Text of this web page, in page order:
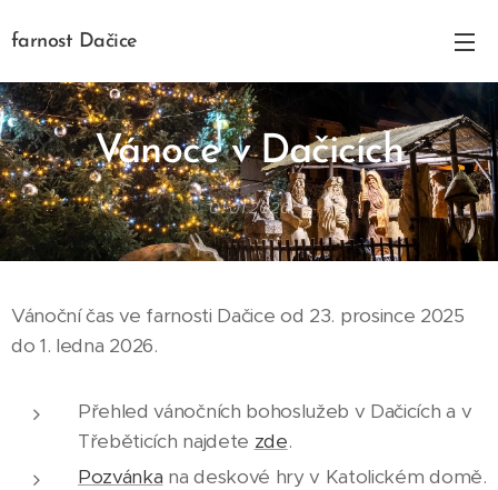
farnost Dačice
Vánoce v Dačicích
01.01.2026
Vánoční čas ve farnosti Dačice od 23. prosince 2025
do 1. ledna 2026.
Přehled vánočních bohoslužeb v Dačicích a v
Třeběticích najdete zde.
Pozvánka na deskové hry v Katolickém domě.